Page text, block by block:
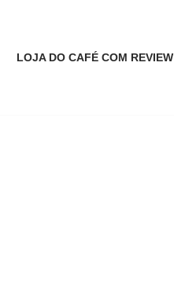
LOJA DO CAFÉ COM REVIEW